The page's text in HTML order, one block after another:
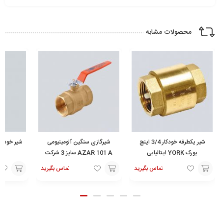
محصولات مشابه
شیر یکطرفه خودکار 3/4 اینچ
یورک YORK ایتالیایی
تماس بگیرید
شیرگازی سنگین آلومینیومی
AZAR 101 A سایز 3 شرکت
تماس بگیرید
به
شیر